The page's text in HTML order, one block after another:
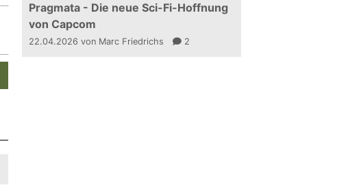
Pragmata - Die neue Sci-Fi-Hoffnung
von Capcom
22.04.2026 von Marc Friedrichs 2